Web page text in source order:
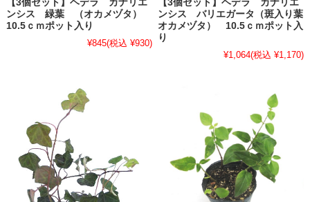
【3個セット】ヘデラ カナリエ
ンシス 緑葉 （オカメヅタ）
10.5ｃｍポット入り
¥845(税込 ¥930)
【3個セット】ヘデラ カナリエ
ンシス バリエガータ（斑入り葉
オカメヅタ） 10.5ｃｍポット入
り
¥1,064(税込 ¥1,170)